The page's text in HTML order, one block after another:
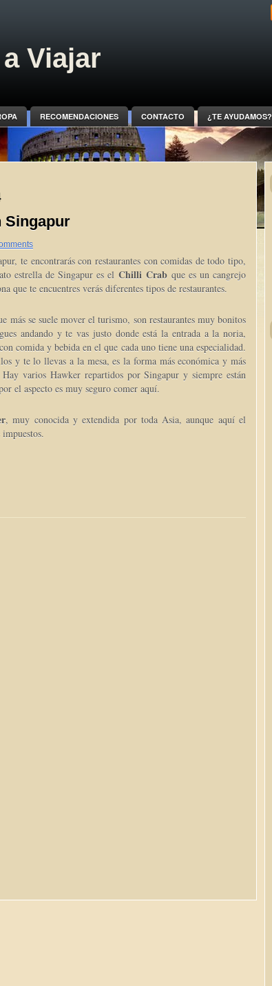
Viajar
RECOMENDACIONES CONTACTO ¿TE AYUDAMOS?
Singapur
te encontrarás con restaurantes con comidas de todo tipo,
estrella de Singapur es el Chilli Crab que es un cangrejo
que te encuentres verás diferentes tipos de restaurantes.
más se suele mover el turismo, son restaurantes muy bonitos
andando y te vas justo donde está la entrada a la noria,
comida y bebida en el que cada uno tiene una especialidad.
y te lo llevas a la mesa, es la forma más económica y más
varios Hawker repartidos por Singapur y siempre están
el aspecto es muy seguro comer aquí.
, muy conocida y extendida por toda Asia, aunque aquí el